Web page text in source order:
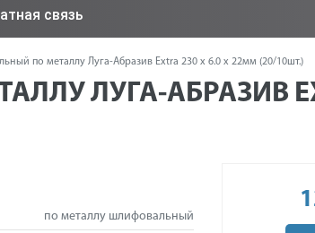
связь
по металлу Луга-Абразив Extra 230 x 6.0 x 22мм (20/10шт.)
ЛУГА-АБРАЗИВ
по металлу шлифовальный